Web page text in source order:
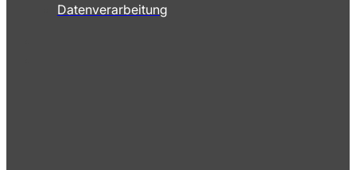
Datenverarbeitung